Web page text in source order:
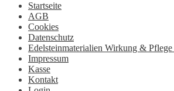
Startseite
AGB
Cookies
Datenschutz
Edelsteinmaterialien Wirkung & Pflege
Impressum
Kasse
Kontakt